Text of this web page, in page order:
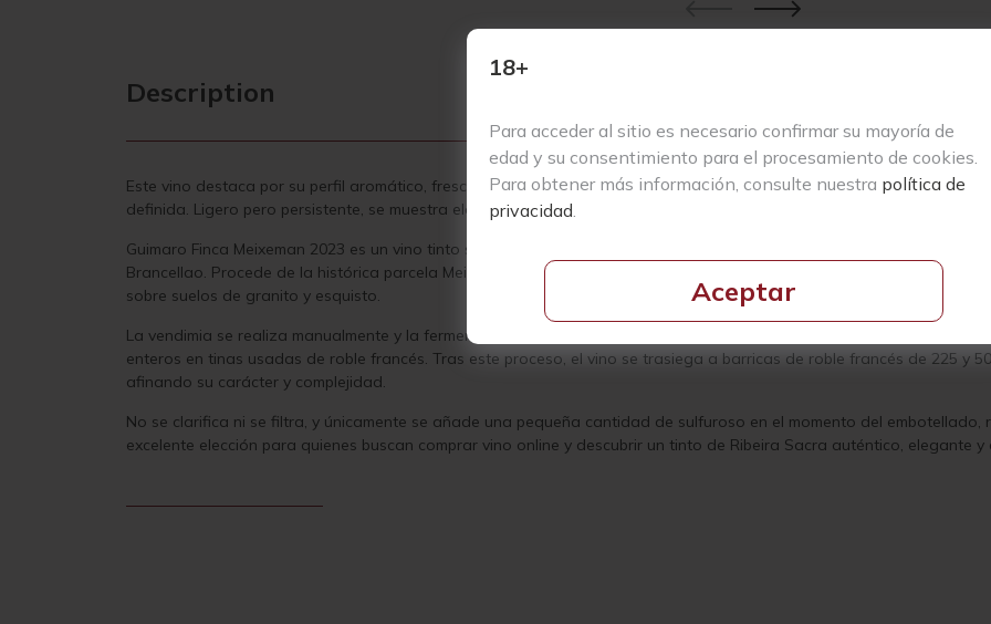
18+
Para acceder al sitio es necesario confirmar su mayoría de
edad y su consentimiento para el procesamiento de cookies.
Para obtener más información, consulte nuestra política de
privacidad.
Aceptar
Description
Este vino destaca por su perfil aromático, fresco y jugoso, con notas de hibisco y frutos rojos silvestres. En boca es
definida. Ligero pero persistente, se muestra elegante y sutil, con delicados matices frutales.
Guimaro Finca Meixeman 2023 es un vino tinto seco de la D.O. Ribeira Sacra elaborado por la reconocida Guímaro, a
Brancellao. Procede de la histórica parcela Meixemán, con viñas de más de 70 años, considerada el viñedo original
sobre suelos de granito y esquisto.
La vendimia se realiza manualmente y la fermentación tiene lugar con levaduras autóctonas, en contacto con los
enteros en tinas usadas de roble francés. Tras este proceso, el vino se trasiega a barricas de roble francés de 225 y
afinando su carácter y complejidad.
No se clarifica ni se filtra, y únicamente se añade una pequeña cantidad de sulfuroso en el momento del
excelente elección para quienes buscan comprar vino online y descubrir un tinto de Ribeira Sacra auténtico, elegante